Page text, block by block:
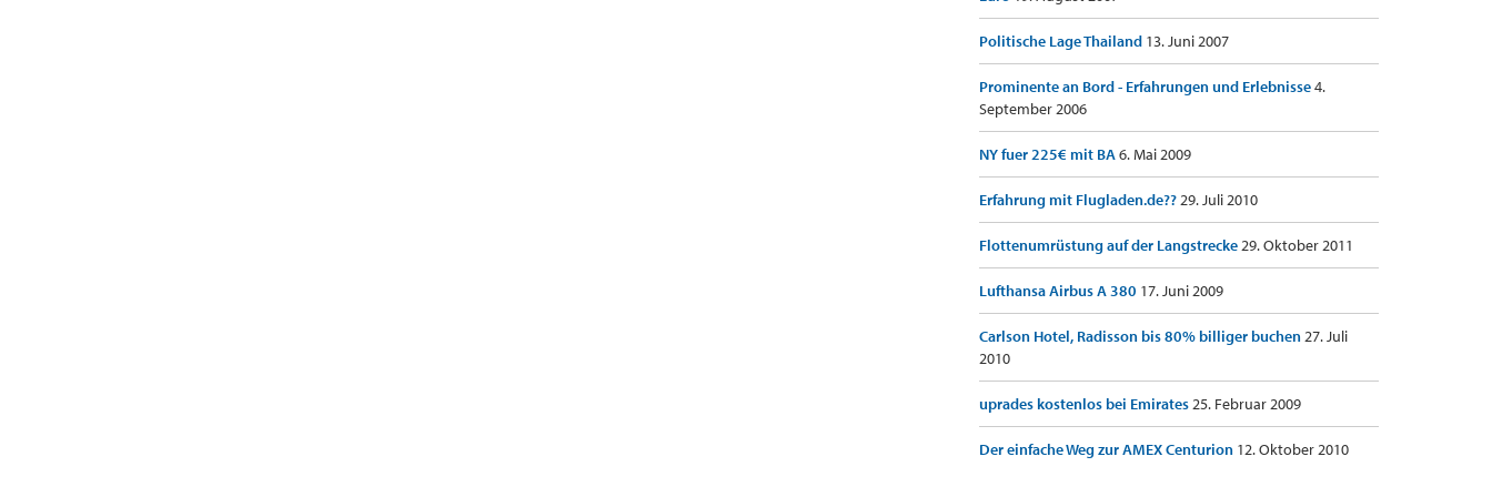
Politische Lage Thailand 13. Juni 2007
Prominente an Bord - Erfahrungen und Erlebnisse4.
September 2006
NY fuer 225€ mit BA6. Mai 2009
Erfahrung mit Flugladen.de??29. Juli 2010
Flottenumrüstung auf der Langstrecke29. Oktober 2011
Lufthansa Airbus A 380 17. Juni 2009
Carlson Hotel, Radisson bis 80% billiger buchen27. Juli
2010
uprades kostenlos bei Emirates25. Februar 2009
Der einfache Weg zur AMEX Centurion 12. Oktober 2010